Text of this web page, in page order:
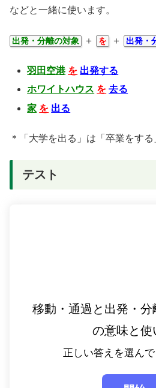
などと一緒に使います。
出発・分離の対象 ＋ を ＋ 出発・
羽田空港 を 出発する
ホワイトハウス を 去る
家 を 出る
＊「大学を出る」は「卒業をする
テスト
移動・通過と出発・分
の意味と使
正しい答えを選んで